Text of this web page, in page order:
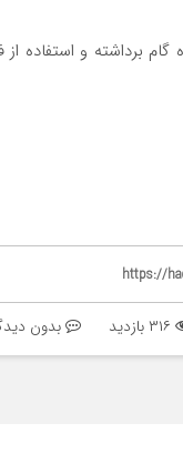
گام برداشته و
https://
بدون